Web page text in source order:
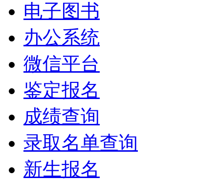
电子图书
办公系统
微信平台
鉴定报名
成绩查询
录取名单查询
新生报名